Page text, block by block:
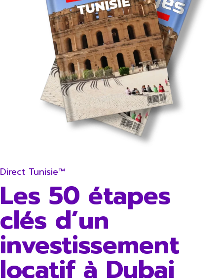
Direct Tunisie™
Les 50 étapes
clés d’un
investissement
locatif à Dubai